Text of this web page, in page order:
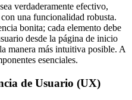
verdaderamente efectivo,
una funcionalidad robusta.
bonita; cada elemento debe
desde la página de inicio
manera más intuitiva posible. A
esenciales.
de Usuario (UX)